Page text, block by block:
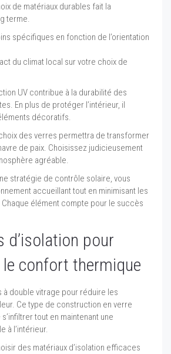
de matériaux durables fait la
terme.
spécifiques en fonction de l’orientation
du climat local sur votre choix de
UV contribue à la durabilité des
En plus de protéger l’intérieur, il
décoratifs.
des verres permettra de transformer
de paix. Choisissez judicieusement
agréable.
stratégie de contrôle solaire, vous
accueillant tout en minimisant les
élément compte pour le succès
d’isolation pour
confort thermique
double vitrage pour réduire les
Ce type de construction en verre
tout en maintenant une
à l’intérieur.
des matériaux d’isolation efficaces